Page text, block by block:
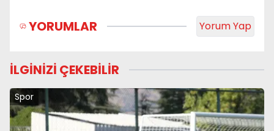
YORUMLAR Yorum Yap
İLGİNİZİ ÇEKEBİLİR
Spor